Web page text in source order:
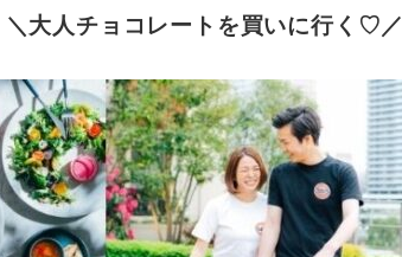
＼大人チョコレートを買いに行く♡／